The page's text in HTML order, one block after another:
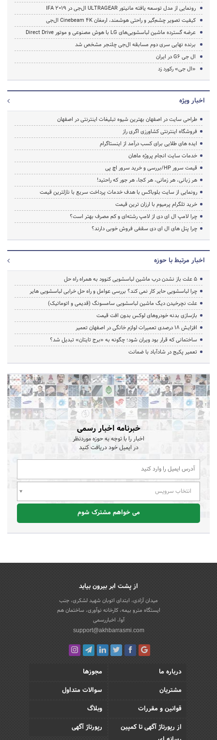
رونمایی از مدل توسعه‌ یافته مانیتور ULTRAGEAR ال‌جی در IFA 2019
کیفیت تصویر چشم‌گیر و راحتی هوشمند، ارمغان Cinebeam 4K ال‌جی
عرضه گسترده ماشین لباسشویی‌های LG با هوش مصنوعی و موتور Direct Drive
برنده نهایی سری دوم مسابقه ال‌جی چلنجر مشخص شد
ال جی G6 در ایران
«ال جی» رکورد زد
اخبار ویژه
طراحی سایت در اصفهان بهترین شیوه تبلیغات اینترنتی در اصفهان
فروشگاه اینترنتی کشاورزی اگری راز
ایده های طلایی برای کسب درآمد از اینستاگرام
خدمات سایت انجام پروژه ماهان
قیمت سرور HP/بررسی و خرید سرور اچ پی
هر زبانی، هر زمانی، هر کجا، هر جور که راحتید!
رونمایی از سایت بلوباکس با هدف خدمات پرداخت سریع با نازلترین قیمت
خرید تلگرام پرمیوم با ارزان ترین قیمت
چرا لامپ ال ای دی از لامپ رشته‌ای و کم مصرف بهتر است؟
چرا پنل های ال ای دی سقفی فروش خوبی دارند؟
اخبار مرتبط با حوزه
5 علت باز نشدن درب ماشین لباسشویی کنوود به همراه راه حل
چرا لباسشویی حایر کار نمی کند؟ بررسی عوامل و راه حل خرابی لباسشویی هایر
علت نچرخیدن دیگ ماشین لباسشویی سامسونگ (قدیمی و اتوماتیک)
بازسازی بدنه خودروهای لوکس بدون افت قیمت
افزایش ۱۸ درصدی تعمیرات لوازم خانگی در اصفهان تعمیر
ساختمانی که قرار بود ویران شود؛ چگونه به «برج تایتان» تبدیل شد؟
تعمیر پکیج در شادآباد با ضمانت
خبرنامه اخبار رسمی
اخبار را با توجه به حوزه موردنظر
در ایمیل خود دریافت کنید
انتخاب سرویس
می خواهم مشترک شوم
از پشت ابر بیرون بیاید
میدان آزادی، ابتدای اتوبان شهید لشکری، جنب
ایستگاه مترو بیمه، کارخانه نوآوری، ساختمان هم
آوا، اخباررسمی
support@akhbarrasmi.com
درباره ما
مجوزها
مشتریان
سوالات متداول
قوانین و مقررات
وبلاگ
از رپورتاژ آگهی تا کمپین
رپورتاژ آگهی